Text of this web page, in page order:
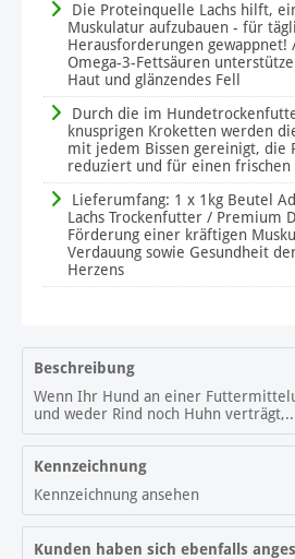
Die Proteinquelle Lachs hilft,
Muskulatur aufzubauen - für
Herausforderungen gewappnet!
Omega-3-Fettsäuren
Haut und glänzendes Fell
Durch die im
knusprigen Kroketten werden
mit jedem Bissen gereinigt, die
reduziert und für einen frischen
Lieferumfang: 1 x 1kg Beutel
Lachs Trockenfutter / Premium
Förderung einer kräftigen
Verdauung sowie Gesundheit
Herzens
Beschreibung
Wenn Ihr Hund an einer
und weder Rind noch Huhn
Kennzeichnung
Kennzeichnung ansehen
Kunden haben sich ebenfalls